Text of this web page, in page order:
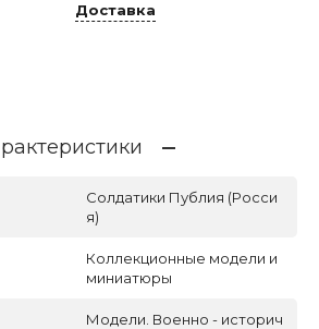
Доставка
Солдатики Публия (Росси
я)
Коллекционные модели и
миниатюры
Модели. Военно - историч